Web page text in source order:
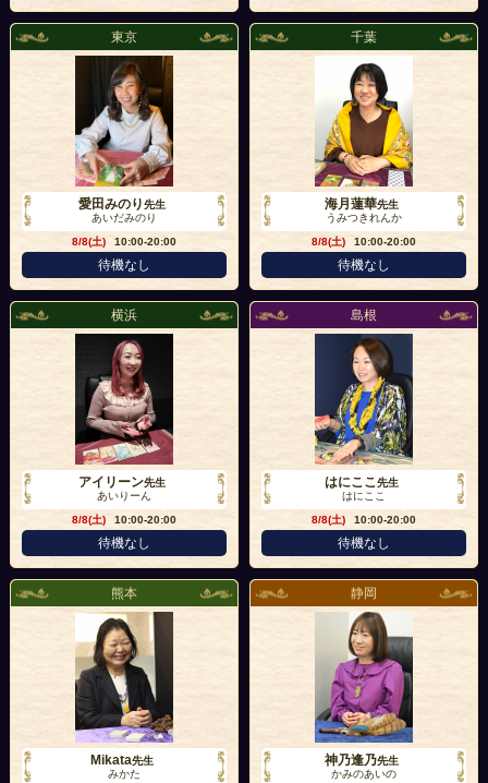
東京
愛田みのり先生
あいだみのり
8/8(土)
10:00-20:00
待機なし
千葉
海月蓮華先生
うみつきれんか
8/8(土)
10:00-20:00
待機なし
横浜
アイリーン先生
あいりーん
8/8(土)
10:00-20:00
待機なし
島根
はにここ先生
はにここ
8/8(土)
10:00-20:00
待機なし
熊本
Mikata先生
みかた
静岡
神乃逢乃先生
かみのあいの